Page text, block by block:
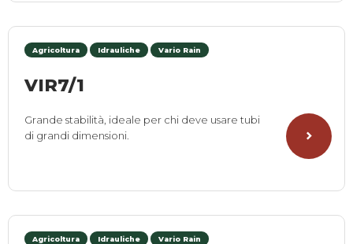
Agricoltura Idrauliche Vario Rain
VIR7/1
Grande stabilità, ideale per chi deve usare tubi
di grandi dimensioni.
Agricoltura Idrauliche Vario Rain